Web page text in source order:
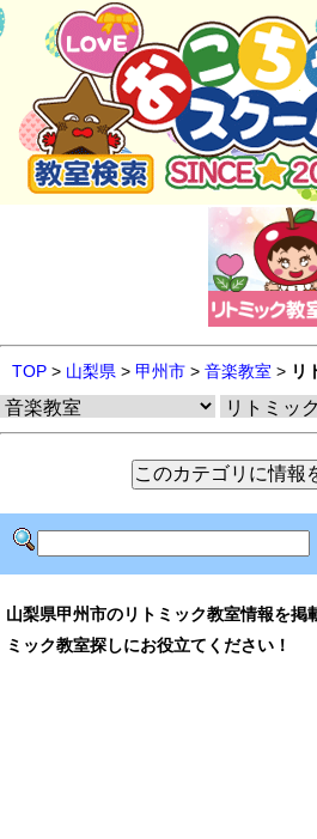
TOP > 山梨県 > 甲州市 > 音楽教室 > リ
山梨県甲州市のリトミック教室情報を掲
ミック教室探しにお役立てください！